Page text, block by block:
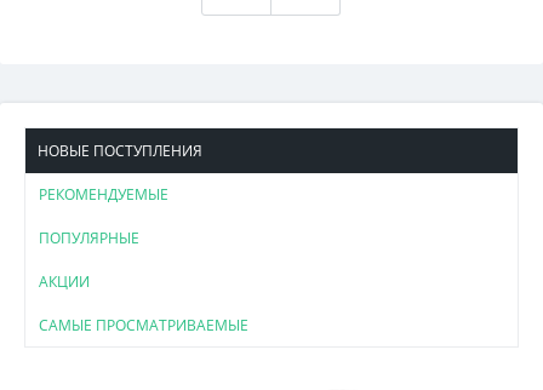
НОВЫЕ ПОСТУПЛЕНИЯ
РЕКОМЕНДУЕМЫЕ
ПОПУЛЯРНЫЕ
АКЦИИ
САМЫЕ ПРОСМАТРИВАЕМЫЕ